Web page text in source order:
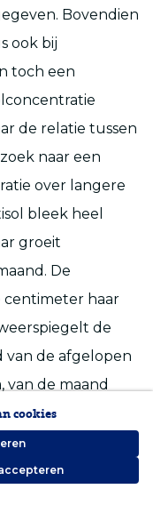
Bovendien
ook bij
toch een
de relatie tussen
naar een
over langere
bleek heel
groeit
De
centimeter haar
de
van de afgelopen
van de maand
de Rijke,
waarmee we
in
cookies